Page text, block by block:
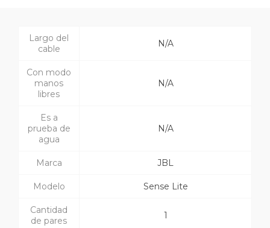
Largo del
cable
N/A
Con modo
manos
libres
N/A
Es a
prueba de
agua
N/A
Marca JBL
Modelo Sense Lite
Cantidad
de pares
1